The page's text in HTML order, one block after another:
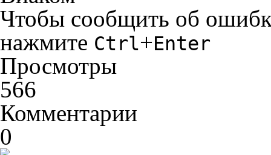
Чтобы сообщить об
нажмите Ctrl+Enter
Просмотры
566
Комментарии
0